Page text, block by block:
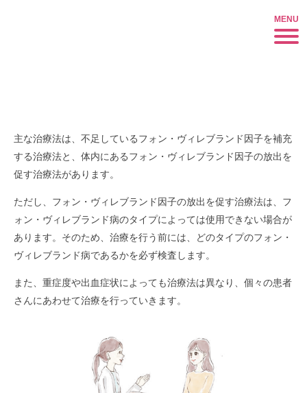
主な治療法は、不足しているフォン・ヴィレブランド因子を補充
する治療法と、体内にあるフォン・ヴィレブランド因子の放出を
促す治療法があります。
ただし、フォン・ヴィレブランド因子の放出を促す治療法は、フ
ォン・ヴィレブランド病のタイプによっては使用できない場合が
あります。そのため、治療を行う前には、どのタイプのフォン・
ヴィレブランド病であるかを必ず検査します。
また、重症度や出血症状によっても治療法は異なり、個々の患者
さんにあわせて治療を行っていきます。